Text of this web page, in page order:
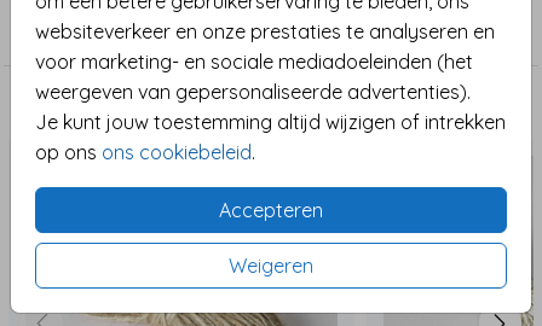
websiteverkeer en onze prestaties te analyseren en
voor marketing- en sociale mediadoeleinden (het
weergeven van gepersonaliseerde advertenties).
Je kunt jouw toestemming altijd wijzigen of intrekken
op ons ons cookiebeleid.
Accepteren
Weigeren
unieke kaart die opvalt en een warme sfeer brengt!
Kerstkaart
Maak het compleet